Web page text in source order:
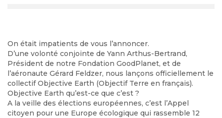
On était impatients de vous l’annoncer.
D’une volonté conjointe de Yann Arthus-Bertrand,
Président de notre Fondation GoodPlanet, et de
l’aéronaute Gérard Feldzer, nous lançons officiellement le
collectif Objective Earth (Objectif Terre en français).
Objective Earth qu’est-ce que c’est ?
A la veille des élections européennes, c’est l’Appel
citoyen pour une Europe écologique qui rassemble 12